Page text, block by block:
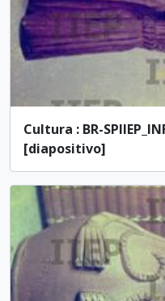
Cultura : BR-
[diapositivo]